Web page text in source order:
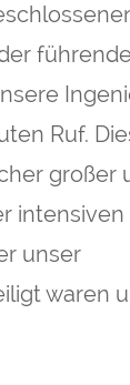
Ruf.
großer
intensiven
unser
waren